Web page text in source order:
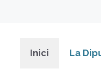
Inici La